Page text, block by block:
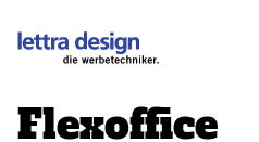
Für Marketing
Flexoffice